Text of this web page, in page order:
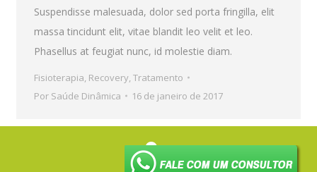
Suspendisse malesuada, dolor sed porta fringilla, elit
massa tincidunt elit, vitae blandit leo velit et leo.
Phasellus at feugiat nunc, id molestie diam.
Fisioterapia, Recovery, Tratamento
Por Saúde Dinâmica 16 de janeiro de 2017